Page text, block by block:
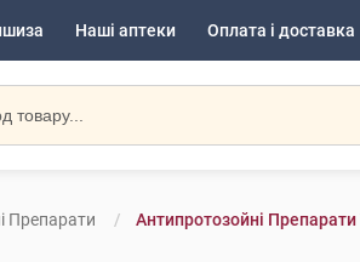
Наші аптеки Оплата і доставка
Препарати Антипротозойні Препарати